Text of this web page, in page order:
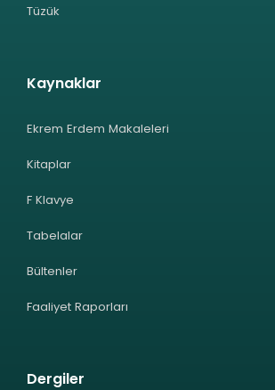
Tüzük
Kaynaklar
Ekrem Erdem Makaleleri
Kitaplar
F Klavye
Tabelalar
Bültenler
Faaliyet Raporları
Dergiler